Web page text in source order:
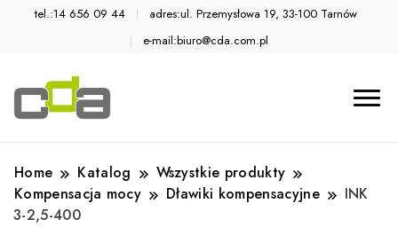
tel.:14 656 09 44
adres:ul. Przemysłowa 19, 33-100 Tarnów
e-mail:biuro@cda.com.pl
Home Katalog
Wszystkie produkty
Kompensacja mocy
Dławiki kompensacyjne
INK
3-2,5-400